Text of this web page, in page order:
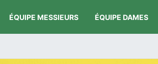
ÉQUIPE MESSIEURS ÉQUIPE DAMES